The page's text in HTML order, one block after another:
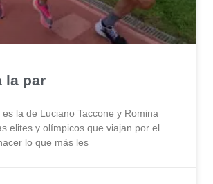
la par
la de Luciano Taccone y Romina
elites y olímpicos que viajan por el
lo que más les